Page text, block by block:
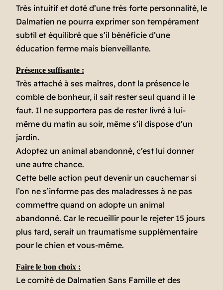
Très intuitif et doté d’une très forte personnalité, le
Dalmatien ne pourra exprimer son tempérament
subtil et équilibré que s’il bénéficie d’une
éducation ferme mais bienveillante.
Présence suffisante :
Très attaché à ses maîtres, dont la présence le
comble de bonheur, il sait rester seul quand il le
faut. Il ne supportera pas de rester livré à lui-
même du matin au soir, même s’il dispose d’un
jardin.
Adoptez un animal abandonné, c’est lui donner
une autre chance.
Cette belle action peut devenir un cauchemar si
l’on ne s’informe pas des maladresses à ne pas
commettre quand on adopte un animal
abandonné. Car le recueillir pour le rejeter 15 jours
plus tard, serait un traumatisme supplémentaire
pour le chien et vous-même.
Faire le bon choix :
Le comité de Dalmatien Sans Famille et des